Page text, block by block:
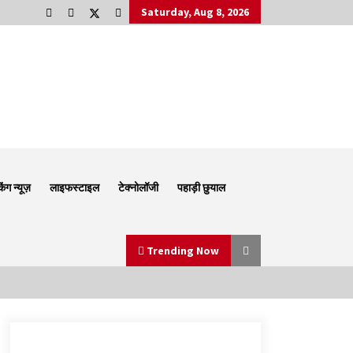
Saturday, Aug 8, 2026
न्यूज़ लाइफस्टाइल टेक्नोलॉजी पहाड़ी छुयाल
Trending Now